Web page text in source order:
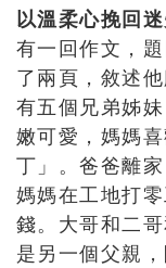
以溫柔心挽回
有一回作文，
了兩頁，敘述
有五個兄弟姊
嫩可愛，媽媽
丁」。爸爸離
媽媽在工地打
錢。大哥和二
是另一個父親